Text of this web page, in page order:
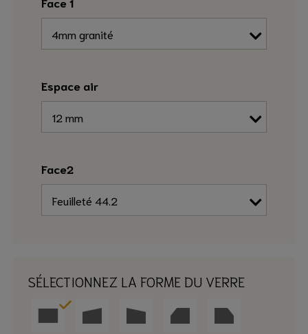
Espace air
Face2
SÉLECTIONNEZ LA FORME DU VERRE